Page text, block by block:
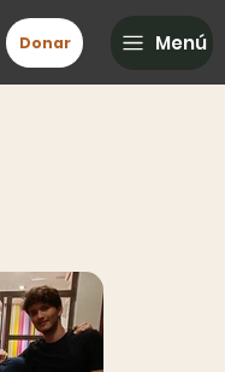
Menú
Donar